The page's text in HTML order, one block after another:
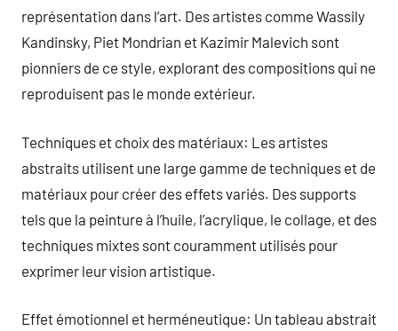
représentation dans l’art. Des artistes comme Wassily
Kandinsky, Piet Mondrian et Kazimir Malevich sont
pionniers de ce style, explorant des compositions qui ne
reproduisent pas le monde extérieur.
Techniques et choix des matériaux: Les artistes
abstraits utilisent une large gamme de techniques et de
matériaux pour créer des effets variés. Des supports
tels que la peinture à l’huile, l’acrylique, le collage, et des
techniques mixtes sont couramment utilisés pour
exprimer leur vision artistique.
Effet émotionnel et herméneutique: Un tableau abstrait